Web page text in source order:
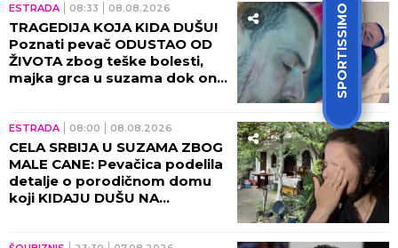
SPORTISSIMO
ESTRADA 08:33 08.08.2026
TRAGEDIJA KOJA KIDA DUŠU!
Poznati pevač ODUSTAO OD
ŽIVOTA zbog teške bolesti,
majka grca u suzama dok on
ESTRADA 08:00 08.08.2026
CELA SRBIJA U SUZAMA ZBOG
MALE CANE: Pevačica podelila
detalje o porodičnom domu
koji KIDAJU DUŠU NA